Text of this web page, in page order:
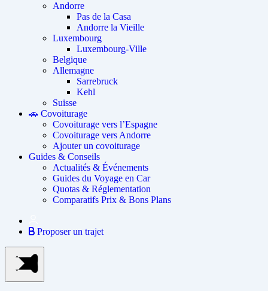
Andorre
Pas de la Casa
Andorre la Vieille
Luxembourg
Luxembourg-Ville
Belgique
Allemagne
Sarrebruck
Kehl
Suisse
🚗 Covoiturage
Covoiturage vers l’Espagne
Covoiturage vers Andorre
Ajouter un covoiturage
Guides & Conseils
Actualités & Événements
Guides du Voyage en Car
Quotas & Réglementation
Comparatifs Prix & Bons Plans
Proposer un trajet